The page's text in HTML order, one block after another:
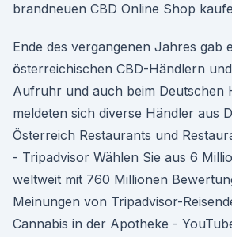
brandneuen CBD Online Shop
Ende des vergangenen Jahres gab
österreichischen CBD-Händlern
Aufruhr und auch beim Deutschen
meldeten sich diverse Händler aus
Österreich Restaurants und
- Tripadvisor Wählen Sie aus 6
weltweit mit 760 Millionen
Meinungen von Tripadvisor-
Cannabis in der Apotheke -